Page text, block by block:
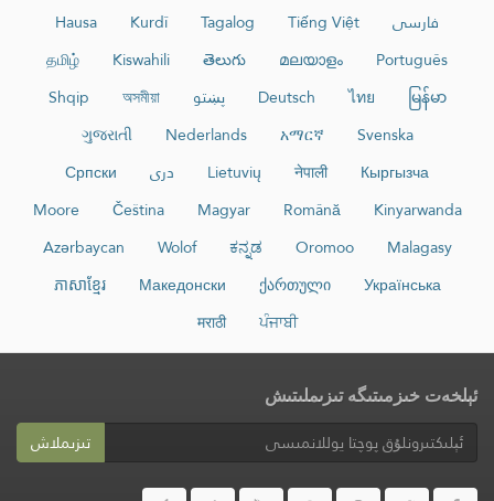
فارسی
Tiếng Việt
Tagalog
Kurdî
Hausa
Português
മലയാളം
తెలుగు
Kiswahili
தமிழ்
မြန်မာ
ไทย
Deutsch پښتو অসমীয়া
Shqip
Svenska
አማርኛ
Nederlands
ગુજરાતી
Кыргызча
नेपाली
Lietuvių دری
Српски
Kinyarwanda
Română
Magyar
Čeština
Moore
Malagasy
Oromoo
ಕನ್ನಡ
Wolof
Azərbaycan
Українська
ქართული
Македонски
ភាសាខ្មែរ
ਪੰਜਾਬੀ
मराठी
ئېلخەت خىزمىتىگە تىزىملىتىش
تىزىملاش